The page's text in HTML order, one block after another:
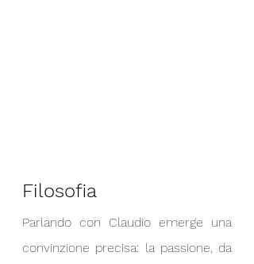
Filosofia
Parlando con Claudio emerge una
convinzione precisa: la passione, da